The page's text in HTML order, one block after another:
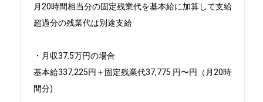
月20時間相当分の固定残業代を基本給に加算して支給
超過分の残業代は別途支給
・月収37.5万円の場合
基本給337,225円＋固定残業代37,775 円〜円（月20時
間分)